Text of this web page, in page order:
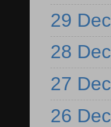
29 Dec
28 Dec
27 Dec
26 Dec